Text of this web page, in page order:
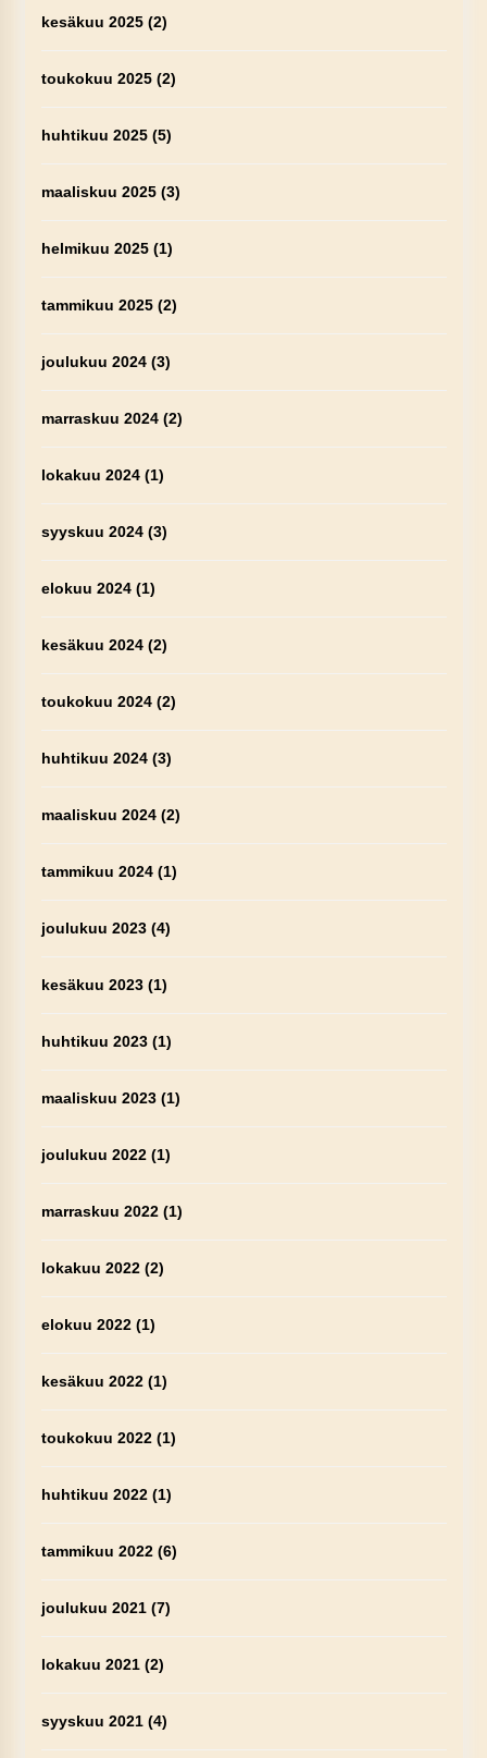
kesäkuu 2025(2)
toukokuu 2025(2)
huhtikuu 2025(5)
maaliskuu 2025(3)
helmikuu 2025(1)
tammikuu 2025(2)
joulukuu 2024(3)
marraskuu 2024(2)
lokakuu 2024(1)
syyskuu 2024(3)
elokuu 2024(1)
kesäkuu 2024(2)
toukokuu 2024(2)
huhtikuu 2024(3)
maaliskuu 2024(2)
tammikuu 2024(1)
joulukuu 2023(4)
kesäkuu 2023(1)
huhtikuu 2023(1)
maaliskuu 2023(1)
joulukuu 2022(1)
marraskuu 2022(1)
lokakuu 2022(2)
elokuu 2022(1)
kesäkuu 2022(1)
toukokuu 2022(1)
huhtikuu 2022(1)
tammikuu 2022(6)
joulukuu 2021(7)
lokakuu 2021(2)
syyskuu 2021(4)